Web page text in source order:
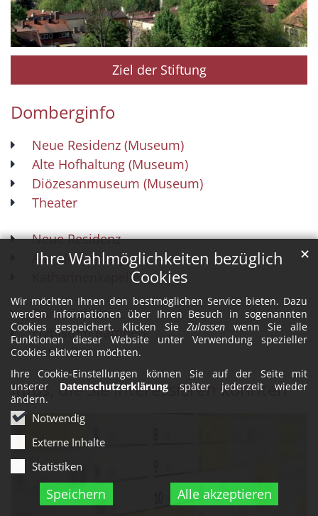
Ihre Wahlmöglichkeiten bezüglich
Cookies
Wir möchten Ihnen den bestmöglichen Service bieten. Dazu
werden Informationen über Ihren Besuch in sogenannten
Cookies gespeichert. Klicken SieZulassen wenn Sie alle
Funktionen dieser Website unter Verwendung spezieller
Cookies aktiveren möchten.
Ihre Cookie-Einstellungen können Sie auf der Seite mit
unserer Datenschutzerklärung später jederzeit wieder
ändern.
Notwendig
Externe Inhalte
Statistiken
Speichern Alle akzeptieren
✕
Ziel der Stiftung
Domberginfo
Neue Residenz (Museum)
Alte Hofhaltung (Museum)
Diözesanmuseum (Museum)
Theater
Neue Residenz
Alte Hofhaltung
Katharinenkapelle
Dombauhütte
Erzbistum Bamberg
Von A-Z
Infos, die Sie interessieren könnten